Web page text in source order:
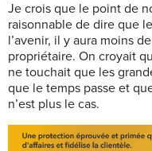
Je crois que le point de
raisonnable de dire que
l’avenir, il y aura moins
propriétaire. On croyait
ne touchait que les
que le temps passe et
n’est plus le cas.